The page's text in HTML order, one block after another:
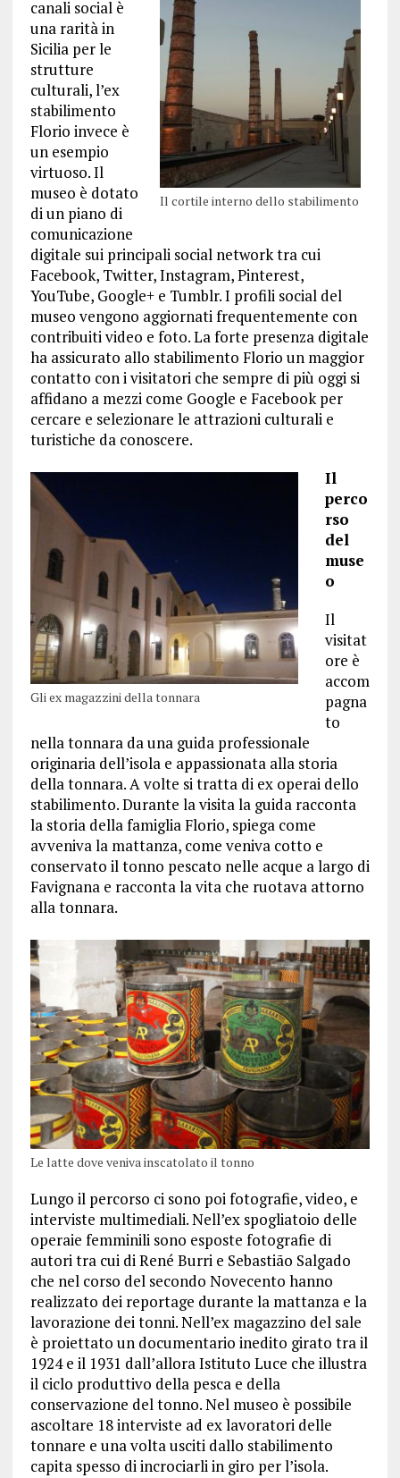
Il cortile interno dello stabilimento
canali social è
una rarità in
Sicilia per le
strutture
culturali, l’ex
stabilimento
Florio invece è
un esempio
virtuoso. Il
museo è dotato
di un piano di
comunicazione
digitale sui principali social network tra cui
Facebook, Twitter, Instagram, Pinterest,
YouTube, Google+ e Tumblr. I profili social del
museo vengono aggiornati frequentemente con
contribuiti video e foto. La forte presenza digitale
ha assicurato allo stabilimento Florio un maggior
contatto con i visitatori che sempre di più oggi si
affidano a mezzi come Google e Facebook per
cercare e selezionare le attrazioni culturali e
turistiche da conoscere.
Gli ex magazzini della tonnara
Il
perco
rso
del
muse
o
Il
visitat
ore è
accom
pagna
to
nella tonnara da una guida professionale
originaria dell’isola e appassionata alla storia
della tonnara. A volte si tratta di ex operai dello
stabilimento. Durante la visita la guida racconta
la storia della famiglia Florio, spiega come
avveniva la mattanza, come veniva cotto e
conservato il tonno pescato nelle acque a largo di
Favignana e racconta la vita che ruotava attorno
alla tonnara.
Le latte dove veniva inscatolato il tonno
Lungo il percorso ci sono poi fotografie, video, e
interviste multimediali. Nell’ex spogliatoio delle
operaie femminili sono esposte fotografie di
autori tra cui di René Burri e Sebastião Salgado
che nel corso del secondo Novecento hanno
realizzato dei reportage durante la mattanza e la
lavorazione dei tonni. Nell’ex magazzino del sale
è proiettato un documentario inedito girato tra il
1924 e il 1931 dall’allora Istituto Luce che illustra
il ciclo produttivo della pesca e della
conservazione del tonno. Nel museo è possibile
ascoltare 18 interviste ad ex lavoratori delle
tonnare e una volta usciti dallo stabilimento
capita spesso di incrociarli in giro per l’isola.